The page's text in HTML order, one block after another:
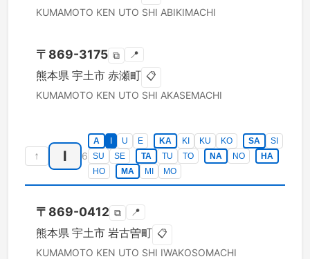
KUMAMOTO KEN UTO SHI ABIKIMACHI
〒 869-3175 ⧉ 📍
熊本県 宇土市 赤瀬町 📋
KUMAMOTO KEN UTO SHI AKASEMACHI
↑ I 6
A U E KA KI KU KO SA
SI
SU
SE TA TU TO NA NO
HA
HO
MA MI MO
〒 869-0412 ⧉ 📍
熊本県 宇土市 岩古曽町 📋
KUMAMOTO KEN UTO SHI IWAKOSOMACHI